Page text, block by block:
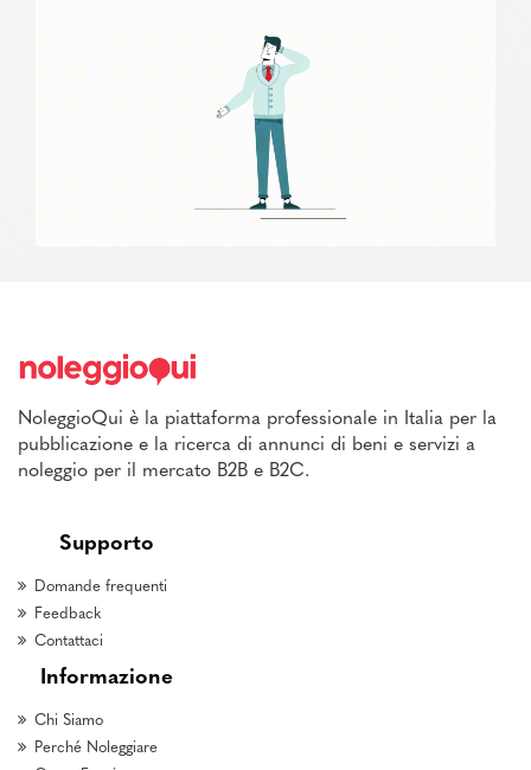
NoleggioQui è la piattaforma professionale in Italia per la
pubblicazione e la ricerca di annunci di beni e servizi a
noleggio per il mercato B2B e B2C.
Supporto
Domande frequenti
Feedback
Contattaci
Informazione
Chi Siamo
Perché Noleggiare